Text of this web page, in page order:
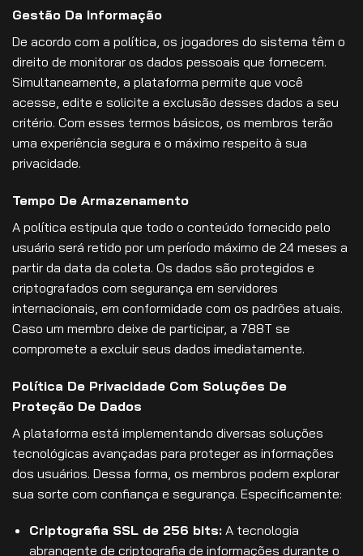
Gestão Da Informação
De acordo com a política, os jogadores do sistema têm o
direito de monitorar os dados pessoais que fornecem.
Simultaneamente, a plataforma permite que você
acesse, edite e solicite a exclusão desses dados a seu
critério. Com esses termos básicos, os membros terão
uma experiência segura e o máximo respeito à sua
privacidade.
Tempo De Armazenamento
A política estipula que todo o conteúdo fornecido pelo
usuário será retido por um período máximo de 24 meses a
partir da data da coleta. Os dados são protegidos e
criptografados com segurança em servidores
internacionais, em conformidade com os padrões atuais.
Caso um membro deixe de participar, a 788T se
compromete a excluir seus dados imediatamente.
Política De Privacidade Com Soluções De
Proteção De Dados
A plataforma está implementando diversas soluções
tecnológicas avançadas para proteger as informações
dos usuários. Dessa forma, os membros podem explorar
sua sorte com confiança e segurança. Especificamente:
Criptografia SSL de 256 bits:A tecnologia
abrangente de criptografia de informações durante o